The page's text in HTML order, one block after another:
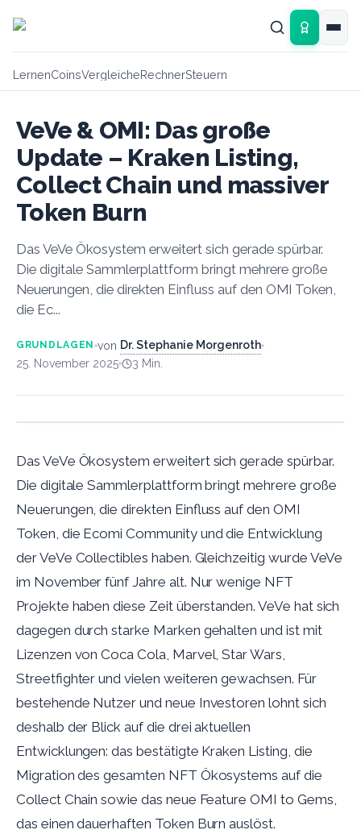
LernenCoinsVergleicheRechnerSteuern
VeVe & OMI: Das große
Update – Kraken Listing,
Collect Chain und massiver
Token Burn
Das VeVe Ökosystem erweitert sich gerade spürbar.
Die digitale Sammlerplattform bringt mehrere große
Neuerungen, die direkten Einfluss auf den OMI Token,
die Ec...
GRUNDLAGEN von Dr. Stephanie Morgenroth
25. November 2025
3 Min.
Das VeVe Ökosystem erweitert sich gerade spürbar.
Die digitale Sammlerplattform bringt mehrere große
Neuerungen, die direkten Einfluss auf den OMI
Token, die Ecomi Community und die Entwicklung
der VeVe Collectibles haben. Gleichzeitig wurde VeVe
im November fünf Jahre alt. Nur wenige NFT
Projekte haben diese Zeit überstanden. VeVe hat sich
dagegen durch starke Marken gehalten und ist mit
Lizenzen von Coca Cola, Marvel, Star Wars,
Streetfighter und vielen weiteren gewachsen. Für
bestehende Nutzer und neue Investoren lohnt sich
deshalb der Blick auf die drei aktuellen
Entwicklungen: das bestätigte Kraken Listing, die
Migration des gesamten NFT Ökosystems auf die
Collect Chain sowie das neue Feature OMI to Gems,
das einen dauerhaften Token Burn auslöst.